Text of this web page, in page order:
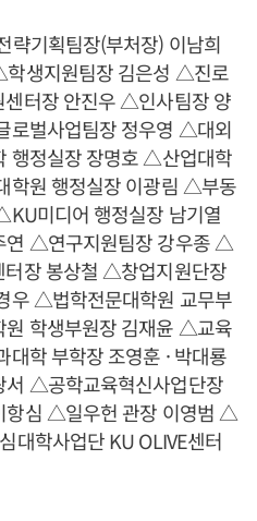
기획팀장(부처장) 이남희
생지원팀장 김은성 △진로
센터장 안진우 △인사팀장 양
로벌사업팀장 정우영 △대외
행정실장 장명호 △산업대학
학원 행정실장 이광림 △부동
미디어 행정실장 남기열
연 △연구지원팀장 강우종 △
터장 봉상철 △창업지원단장
우 △법학전문대학원 교무부
학생부원장 김재윤 △교육
학 부학장 조영훈 · 박대룡
△공학교육혁신사업단장
항심 △일우헌 관장 이영범 △
대학사업단 KU OLIVE센터